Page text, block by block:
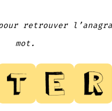
retrouver
mot.